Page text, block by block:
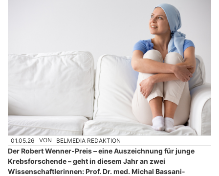
01.05.26 VON BELMEDIA REDAKTION
Der Robert Wenner-Preis – eine Auszeichnung für junge
Krebsforschende – geht in diesem Jahr an zwei
Wissenschaftlerinnen: Prof. Dr. med. Michal Bassani-